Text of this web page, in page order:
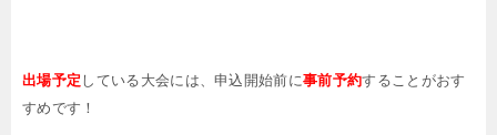
出場予定 している大会には、申込開始前に事前予約することがおす
すめです！